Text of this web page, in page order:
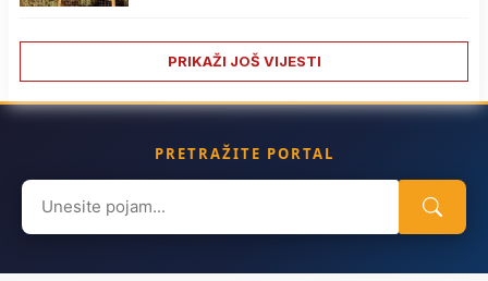
PRIKAŽI JOŠ VIJESTI
PRETRAŽITE PORTAL
Search
for: